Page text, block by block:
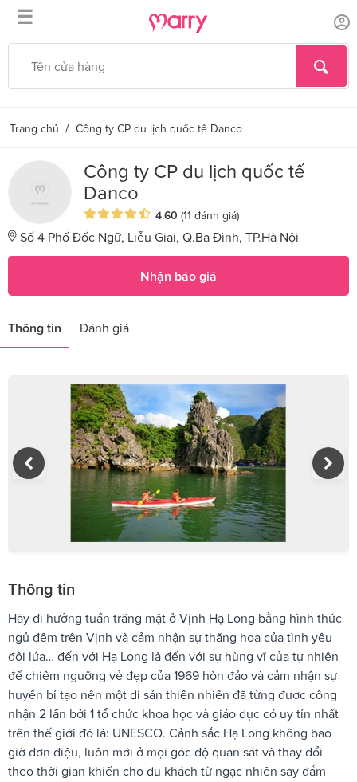
☰
Trang chủ / Công ty CP du lịch quốc tế Danco
Công ty CP du lịch quốc tế
Danco
4.60 (11 đánh giá)
Số 4 Phố Đốc Ngữ, Liễu Giai, Q.Ba Đình, TP.Hà Nội
Nhận báo giá
Thông tin Đánh giá
Thông tin
Hãy đi hưởng tuần trăng mật ở Vịnh Hạ Long bằng hình thức
ngủ đêm trên Vịnh và cảm nhận sự thăng hoa của tình yêu
đôi lứa… đến với Hạ Long là đến với sự hùng vĩ của tự nhiên
để chiêm ngưỡng vẻ đẹp của 1969 hòn đảo và cảm nhận sự
huyền bí tạo nên một di sản thiên nhiên đã từng đươc công
nhận 2 lần bởi 1 tổ chức khoa học và giáo dục có uy tín nhất
trên thế giới đó là: UNESCO. Cảnh sắc Hạ Long không bao
giờ đơn điệu, luôn mới ở mọi góc độ quan sát và thay đổi
theo thời gian khiến cho du khách từ ngạc nhiên say đắm